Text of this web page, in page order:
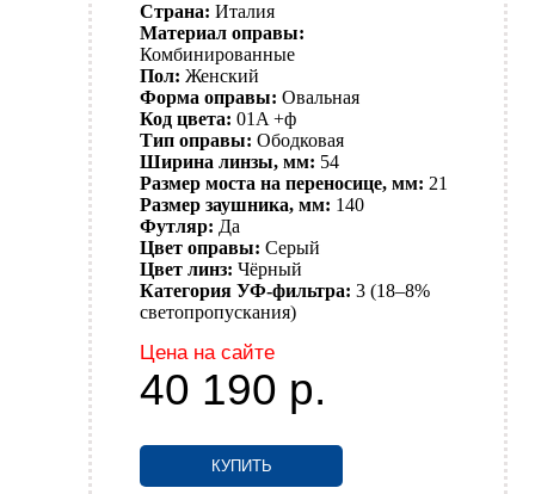
Страна: Италия
Материал оправы:
Комбинированные
Пол: Женский
Форма оправы: Овальная
Код цвета: 01A +ф
Тип оправы: Ободковая
Ширина линзы, мм: 54
Размер моста на переносице, мм: 21
Размер заушника, мм: 140
Футляр: Да
Цвет оправы: Серый
Цвет линз: Чёрный
Категория УФ-фильтра: 3 (18–8%
светопропускания)
Цена на сайте
40 190 р.
КУПИТЬ